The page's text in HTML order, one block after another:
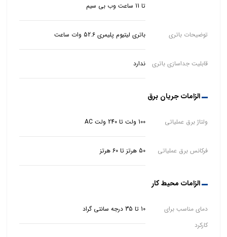
تا 11 ساعت وب بی سیم
توضیحات باتری باتری لیتیوم پلیمری 52.6 وات ساعت
قابلیت جداسازی باتری ندارد
الزامات جریان برق
ولتاژ برق عملیاتی 100 ولت تا 240 ولت AC
فرکانس برق عملیاتی 50 هرتز تا 60 هرتز
الزامات محیط کار
دمای مناسب برای
کارکرد
10 تا 35 درجه سانتی گراد